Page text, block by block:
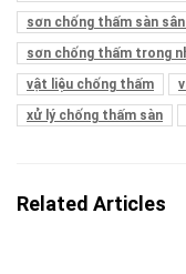
sơn chống thấm sàn
sơn chống thấm trong
vật liệu chống thấm
xử lý chống thấm sàn
Related Articles